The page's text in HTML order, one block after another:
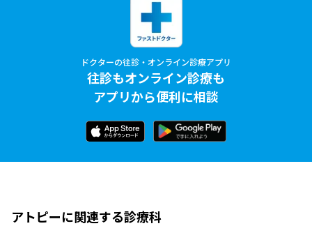
ドクターの往診・オンライン診療アプリ
往診もオンライン診療も
アプリから便利に相談
アトピーに関連する診療科